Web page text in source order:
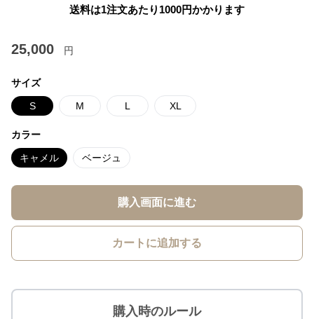
送料は1注文あたり 1000円かかります
25,000 円
サイズ
S M L XL
カラー
キャメル ベージュ
購入画面に進む
カートに追加する
購入時のルール